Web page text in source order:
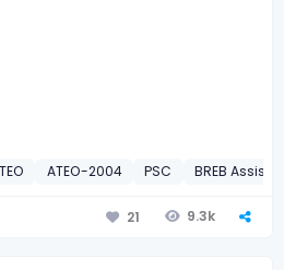
ATEO-2004 PSC BREB
21 9.3k